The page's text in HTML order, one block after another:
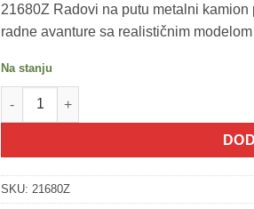
21680Z Radovi na putu metalni
radne avanture sa realističnim
Na stanju
200250-1 Radovi na putu METALNI
SKU: 21680Z